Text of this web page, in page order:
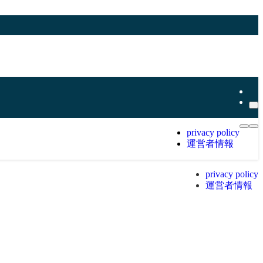
privacy policy
運営者情報
privacy policy
運営者情報